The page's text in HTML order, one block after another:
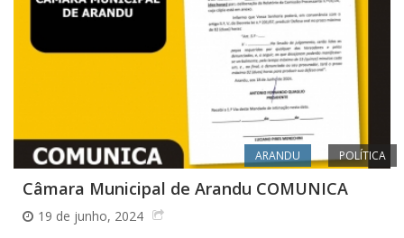
ARANDU POLÍTICA
Câmara Municipal de Arandu COMUNICA
19 de junho, 2024